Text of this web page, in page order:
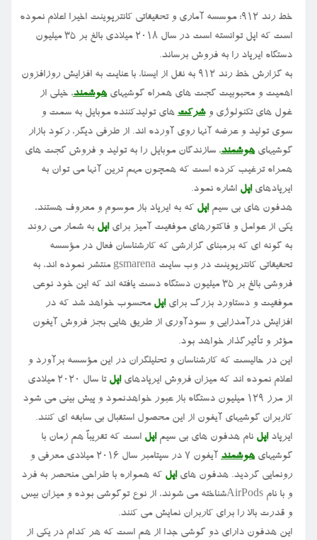
خط رند ۹۱۲: موسسه آماری و تحقیقاتی کانترپوینت اخیرا اعلام نموده
است که اپل توانسته است در سال ۲۰۱۸ میلادی بالغ بر ۳۵ میلیون
دستگاه ایرپاد را به فروش برساند.
به گزارش خط رند ۹۱۲ به نقل از ایسنا، با عنایت به افزایش روزافزون
اهمیت و محبوبیت گجت های همراه گوشیهای هوشمند، خیلی از
غول های تکنولوژی وشرکت های تولیدکننده موبایل به سمت و
سوی تولید و عرضه آنها روی آورده اند. از طرفی دیگر، رکود بازار
گوشیهای هوشمند، سازندگان موبایل را به تولید و فروش گجت های
همراه ترغیب کرده است که همچون مهم ترین آنها می توان به
ایرپادهایاپل اشاره نمود.
هدفون های بی سیماپل که به ایرپاد باز موسوم و معروف هستند،
یکی از عوامل و فاکتورهای موفقیت آمیز برایاپل به شمار می روند
به گونه ای که برمبنای گزارشی که کارشناسان فعال در مؤسسه
تحقیقاتی کانترپوینت در وب سایت gsmarena منتشر نموده اند، به
فروشی بالغ بر ۳۵ میلیون دستگاه دست یافته اند که این خود نوعی
موفقیت و دستاورد بزرگ برایاپل محسوب خواهد شد که در
افزایش درآمدزایی و سودآوری از طریق هایی بجز فروش آیفون
مؤثر و تأثیرگذار خواهد بود.
این در حالیست که کارشناسان و تحلیلگران در این مؤسسه برآورد و
اعلام نموده اند که میزان فروش ایرپادهایاپل
تا سال ۲۰۲۰ میلادی
از مرز ۱۲۹ میلیون دستگاه باز عبور خواهدنمود و پیش بینی می شود
کاربران گوشیهای آیفون از این محصول استقبال بی سابقه ای کنند.
ایرپاداپل نام هدفون های بی سیماپل است که تقریباً هم زمان با
گوشیهای هوشمند
آیفون ۷ در سپتامبر سال ۲۰۱۶ میلادی معرفی و
رونمایی گردید. هدفون هایاپل که همواره با طراحی منحصر به فرد
و با نام AirPodsشناخته می شوند، از نوع توگوشی بوده و میزان بیس
و قدرت بالا را برای کاربران نمایش می کنند.
این هدفون دارای دو گوشی جدا از هم است که هر کدام در یکی از